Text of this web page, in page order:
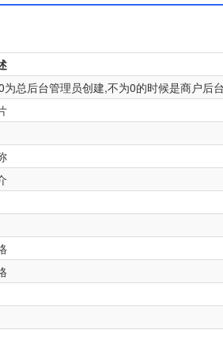
为总后台管理员创建,不为0的时候是商户后